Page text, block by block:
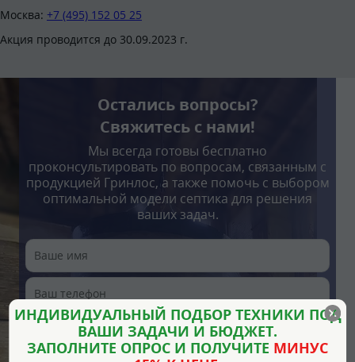
Москва: +7 (495) 152 05 25
Акция проводится до 30.09.2023 г.
Остались вопросы?
Свяжитесь с нами!
Мы всегда готовы бесплатно
проконсультировать по вопросам, связанным с
продукцией Гринлос, а также помочь с выбором
оптимальной модели септика для решения
ваших задач.
ИНДИВИДУАЛЬНЫЙ ПОДБОР ТЕХНИКИ ПОД
ВАШИ ЗАДАЧИ И БЮДЖЕТ.
ЗАПОЛНИТЕ ОПРОС И ПОЛУЧИТЕ МИНУС